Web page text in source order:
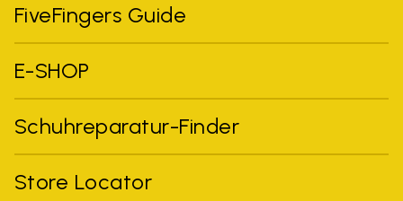
FiveFingers Guide
E-SHOP
Schuhreparatur-Finder
Store Locator